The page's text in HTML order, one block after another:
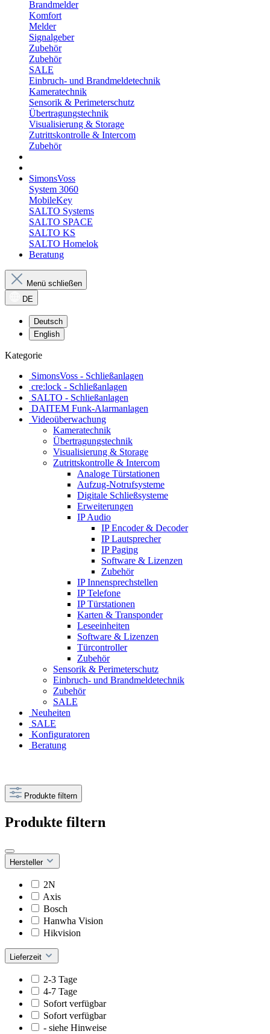
Brandmelder
Komfort
Melder
Signalgeber
Zubehör
Zubehör
SALE
Einbruch- und Brandmeldetechnik
Kameratechnik
Sensorik & Perimeterschutz
Übertragungstechnik
Visualisierung & Storage
Zutrittskontrolle & Intercom
Zubehör
SimonsVoss
System 3060
MobileKey
SALTO Systems
SALTO SPACE
SALTO KS
SALTO Homelok
Beratung
Menü schließen
DE
Deutsch
English
Kategorie
SimonsVoss - Schließanlagen
cre:lock - Schließanlagen
SALTO - Schließanlagen
DAITEM Funk-Alarmanlagen
Videoüberwachung
Kameratechnik
Übertragungstechnik
Visualisierung & Storage
Zutrittskontrolle & Intercom
Analoge Türstationen
Aufzug-Notrufsysteme
Digitale Schließsysteme
Erweiterungen
IP Audio
IP Encoder & Decoder
IP Lautsprecher
IP Paging
Software & Lizenzen
Zubehör
IP Innensprechstellen
IP Telefone
IP Türstationen
Karten & Transponder
Leseeinheiten
Software & Lizenzen
Türcontroller
Zubehör
Sensorik & Perimeterschutz
Einbruch- und Brandmeldetechnik
Zubehör
SALE
Neuheiten
SALE
Konfiguratoren
Beratung
Produkte filtern
Produkte filtern
Hersteller
2N
Axis
Bosch
Hanwha Vision
Hikvision
Lieferzeit
2-3 Tage
4-7 Tage
Sofort verfügbar
Sofort verfügbar
- siehe Hinweise